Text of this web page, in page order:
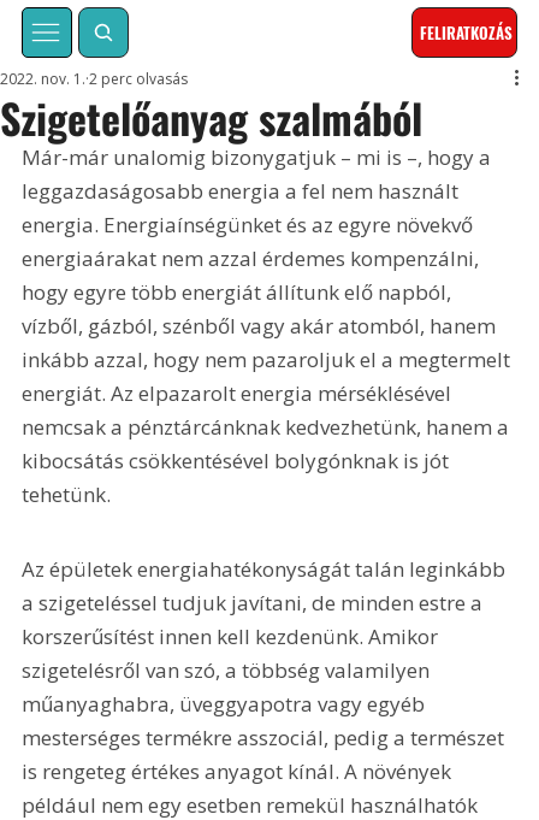
FELIRATKOZÁS
Szigetelőanyag szalmából
2022. nov. 1. 2 perc olvasás
Már-már unalomig bizonygatjuk – mi is –, hogy a
leggazdaságosabb energia a fel nem használt
energia. Energiaínségünket és az egyre növekvő
energiaárakat nem azzal érdemes kompenzálni,
hogy egyre több energiát állítunk elő napból,
vízből, gázból, szénből vagy akár atomból, hanem
inkább azzal, hogy nem pazaroljuk el a megtermelt
energiát. Az elpazarolt energia mérséklésével
nemcsak a pénztárcánknak kedvezhetünk, hanem a
kibocsátás csökkentésével bolygónknak is jót
tehetünk.
Az épületek energiahatékonyságát talán leginkább
a szigeteléssel tudjuk javítani, de minden estre a
korszerűsítést innen kell kezdenünk. Amikor
szigetelésről van szó, a többség valamilyen
műanyaghabra, üveggyapotra vagy egyéb
mesterséges termékre asszociál, pedig a természet
is rengeteg értékes anyagot kínál. A növények
például nem egy esetben remekül használhatók